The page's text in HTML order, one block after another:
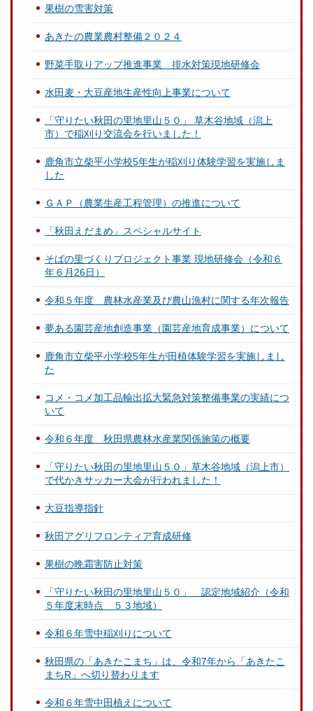
果樹の雪害対策
あきたの農業農村整備２０２４
野菜手取りアップ推進事業 排水対策現地研修会
水田麦・大豆産地生産性向上事業について
「守りたい秋田の里地里山５０」 草木谷地域（潟上
市）で稲刈り交流会を行いました！
鹿角市立柴平小学校5年生が稲刈り体験学習を実施しま
した
ＧＡＰ（農業生産工程管理）の推進について
「秋田えだまめ」スペシャルサイト
そばの里づくりプロジェクト事業 現地研修会（令和６
年６月26日）
令和５年度 農林水産業及び農山漁村に関する年次報告
夢ある園芸産地創造事業（園芸産地育成事業）について
鹿角市立柴平小学校5年生が田植体験学習を実施しまし
た
コメ・コメ加工品輸出拡大緊急対策整備事業の実績につ
いて
令和６年度 秋田県農林水産業関係施策の概要
「守りたい秋田の里地里山５０」草木谷地域（潟上市）
で代かきサッカー大会が行われました！
大豆指導指針
秋田アグリフロンティア育成研修
果樹の晩霜害防止対策
「守りたい秋田の里地里山５０」 認定地域紹介（令和
５年度末時点 ５３地域）
令和６年雪中稲刈りについて
秋田県の「あきたこまち」は、令和7年から「あきたこ
まちR」へ切り替わります
令和６年雪中田植えについて